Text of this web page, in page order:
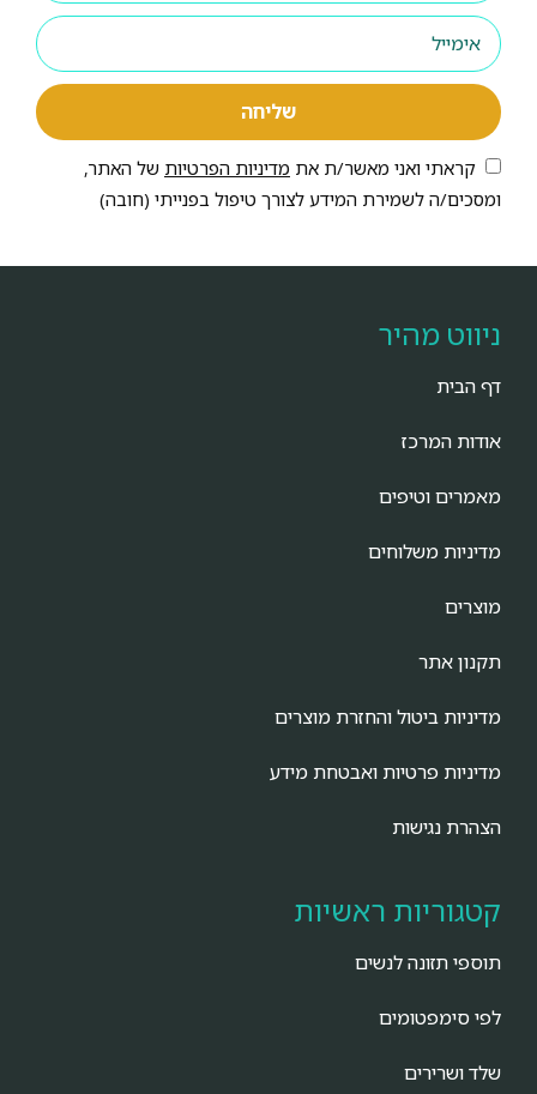
שליחה
קראתי ואני מאשר/ת את מדיניות הפרטיות של האתר,
ומסכים/ה לשמירת המידע לצורך טיפול בפנייתי (חובה)
ניווט מהיר
דף הבית
אודות המרכז
מאמרים וטיפים
מדיניות משלוחים
מוצרים
תקנון אתר
מדיניות ביטול והחזרת מוצרים
מדיניות פרטיות ואבטחת מידע
הצהרת נגישות
קטגוריות ראשיות
תוספי תזונה לנשים
לפי סימפטומים
שלד ושרירים